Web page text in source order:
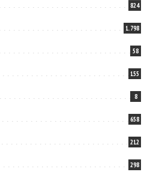
824
1.798
58
155
8
658
212
298